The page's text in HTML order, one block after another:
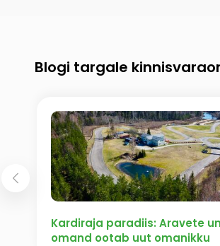
Blogi targale
Kardiraja paradiis: Aravete
omand ootab uut omanikku